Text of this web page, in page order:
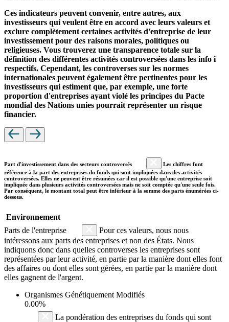
Ces indicateurs peuvent convenir, entre autres, aux
investisseurs qui veulent être en accord avec leurs valeurs et
exclure complètement certaines activités d'entreprise de leur
investissement pour des raisons morales, politiques ou
religieuses. Vous trouverez une transparence totale sur la
définition des différentes activités controversées dans les info i
respectifs. Cependant, les controverses sur les normes
internationales peuvent également être pertinentes pour les
investisseurs qui estiment que, par exemple, une forte
proportion d'entreprises ayant violé les principes du Pacte
mondial des Nations unies pourrait représenter un risque
financier.
Part d'investissement dans des secteurs controversés
Les chiffres font
référence à la part des entreprises du fonds qui sont impliquées dans des activités
controversées. Elles ne peuvent être résumées car il est possible qu'une entreprise soit
impliquée dans plusieurs activités controversées mais ne soit comptée qu'une seule fois.
Par conséquent, le montant total peut être inférieur à la somme des parts énumérées ci-
dessous.
Environnement
Parts de l'entreprise
Pour ces valeurs, nous nous
intéressons aux parts des entreprises et non des États. Nous
indiquons donc dans quelles controverses les entreprises sont
représentées par leur activité, en partie par la manière dont elles font
des affaires ou dont elles sont gérées, en partie par la manière dont
elles gagnent de l'argent.
Organismes Génétiquement Modifiés
0.00%
La pondération des entreprises du fonds qui sont